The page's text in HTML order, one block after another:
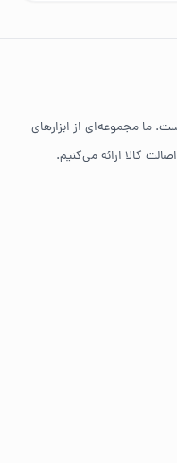
مانند دریل شارژی،
ما مجموعه‌ای از ابزارهای
کالا ارائه می‌کنیم.